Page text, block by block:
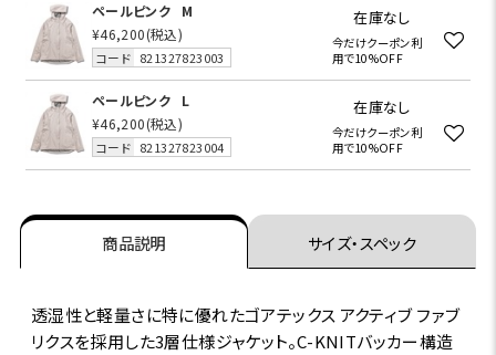
ペールピンク
M
¥46,200(税込)
コード 821327823003
在庫なし
今だけクーポン利
用で10%OFF
ペールピンク
L
¥46,200(税込)
コード 821327823004
在庫なし
今だけクーポン利
用で10%OFF
商品説明 サイズ・スペック
透湿性と軽量さに特に優れたゴアテックス アクティブ ファブ
リクスを採用した3層仕様ジャケット。C-KNITバッカー構造